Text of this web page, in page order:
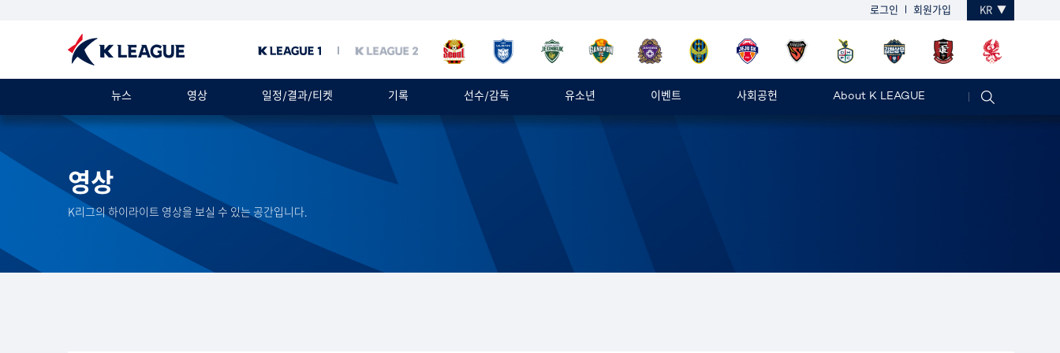
로그인 회원가입 KR
뉴스 영상 일정/결과/티켓 기록 선수/감독 유소년 이벤트 사회공헌 About K LEAGUE
영상
K리그의 하이라이트 영상을 보실 수 있는 공간입니다.